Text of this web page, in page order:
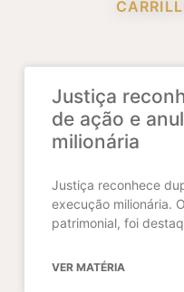
Justiça
de ação e
milionária
Justiça reconhece
execução milionária.
patrimonial, foi
VER MATÉRIA